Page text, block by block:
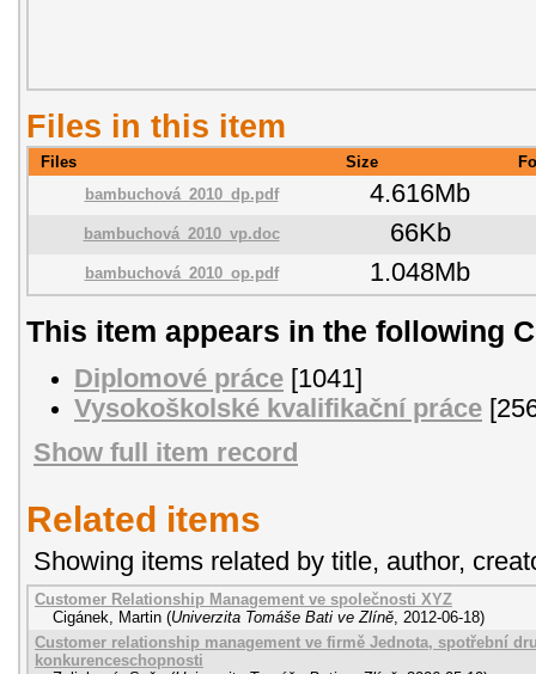
Files in this item
Files Size
bambuchová_2010_dp.pdf
4.616Mb
bambuchová_2010_vp.doc 66Kb
bambuchová_2010_op.pdf 1.048Mb
This item appears in the following
Diplomové práce [1041]
Vysokoškolské kvalifikační práce
Show full item record
Related items
Showing items related by title, author,
Customer Relationship Management ve společnosti XYZ
Cigánek, Martin (Univerzita Tomáše Bati ve Zlíně, 2012-06-18)
Customer relationship management ve firmě Jednota, spotřební
konkurenceschopnosti